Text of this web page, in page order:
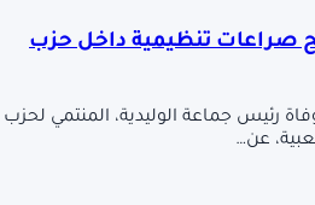
صراعات تنظيمية داخل حزب
كشفت وفاة رئيس جماعة الوليدية، المنتمي لحزب
عن…